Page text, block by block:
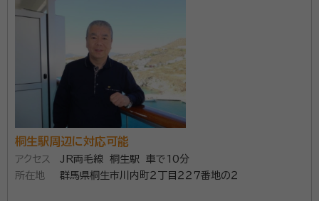
桐生駅周辺に対応可能
アクセス
JR両毛線 桐生駅 車で10分
所在地
群馬県桐生市川内町２丁目２２７番地の２